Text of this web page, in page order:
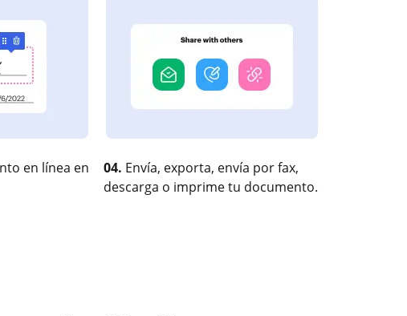
en línea en
04. Envía, exporta, envía por fax,
descarga o imprime tu documento.